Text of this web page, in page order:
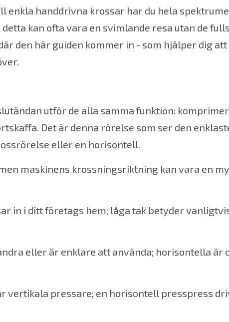
enkla handdrivna krossar har du hela
kan ofta vara en svimlande resa utan de
den här guiden kommer in - som hjälper dig
utför de alla samma funktion:
Det är denna rörelse som ser den
eller en horisontell.
maskinens krossningsriktning kan vara en
in i ditt företags hem; låga tak betyder
eller är enklare att använda; horisontella är
vertikala pressare; en horisontell presspress